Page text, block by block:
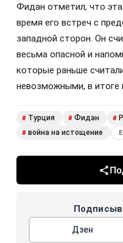
Фидан отметил, что
время его встреч с
западной сторон. Он
весьма опасной и
которые раньше
невозможными, в итоге
# Турция # Фидан #
# война на истощение
Дзен